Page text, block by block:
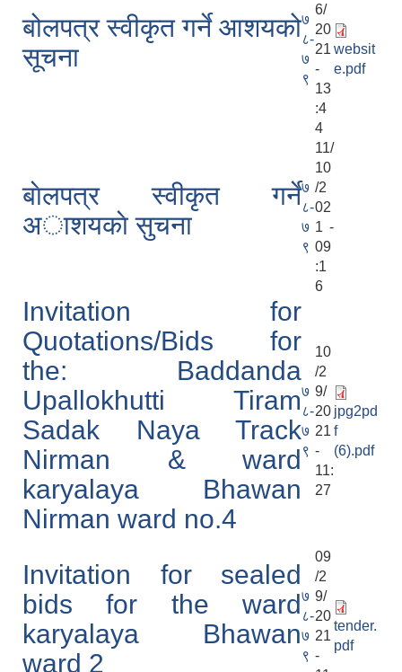
बोलपत्र स्वीकृत गर्ने आशयको
सूचना
७
८-
७
९
6/
20
21
-
13
:4
4
websit
e.pdf
बाेलपत्र स्वीकृत गर्ने
अाशयकाे सुचना
७
८-
७
९
11/
10
/2
02
1 -
09
:1
6
Invitation for
Quotations/Bids for
the: Baddanda
Upallokhutti Tiram
Sadak Naya Track
Nirman & ward
karyalaya Bhawan
Nirman ward no.4
७
८-
७
९
10
/2
9/
20
21
-
11:
27
jpg2pd
f
(6).pdf
Invitation for sealed
bids for the ward
karyalaya Bhawan
ward 2
७
८-
७
९
09
/2
9/
20
21
-
tender.
pdf